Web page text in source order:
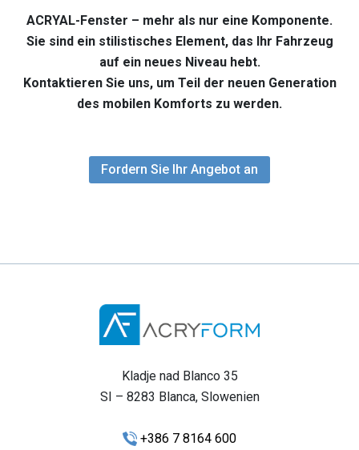
ACRYAL-Fenster – mehr als nur eine Komponente.
Sie sind ein stilistisches Element, das Ihr Fahrzeug
auf ein neues Niveau hebt.
Kontaktieren Sie uns, um Teil der neuen Generation
des mobilen Komforts zu werden.
Fordern Sie Ihr Angebot an
Kladje nad Blanco 35
SI – 8283 Blanca, Slowenien
+386 7 8164 600